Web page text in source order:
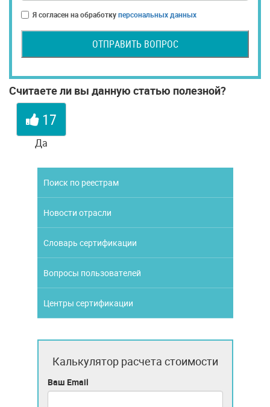
Я согласен на обработкуперсональных данных
ОТПРАВИТЬ ВОПРОС
Считаете ли вы данную статью полезной?
17
Да
Поиск по реестрам
Новости отрасли
Словарь сертификации
Вопросы пользователей
Центры сертификации
Калькулятор расчета стоимости
Ваш Email